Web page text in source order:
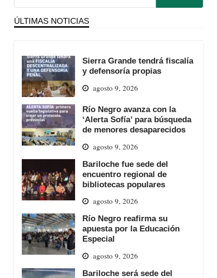
ÚLTIMAS NOTICIAS
Sierra Grande tendrá fiscalía
y defensoría propias
agosto 9, 2026
Río Negro avanza con la
‘Alerta Sofía’ para búsqueda
de menores desaparecidos
agosto 9, 2026
Bariloche fue sede del
encuentro regional de
bibliotecas populares
agosto 9, 2026
Río Negro reafirma su
apuesta por la Educación
Especial
agosto 9, 2026
Bariloche será sede del